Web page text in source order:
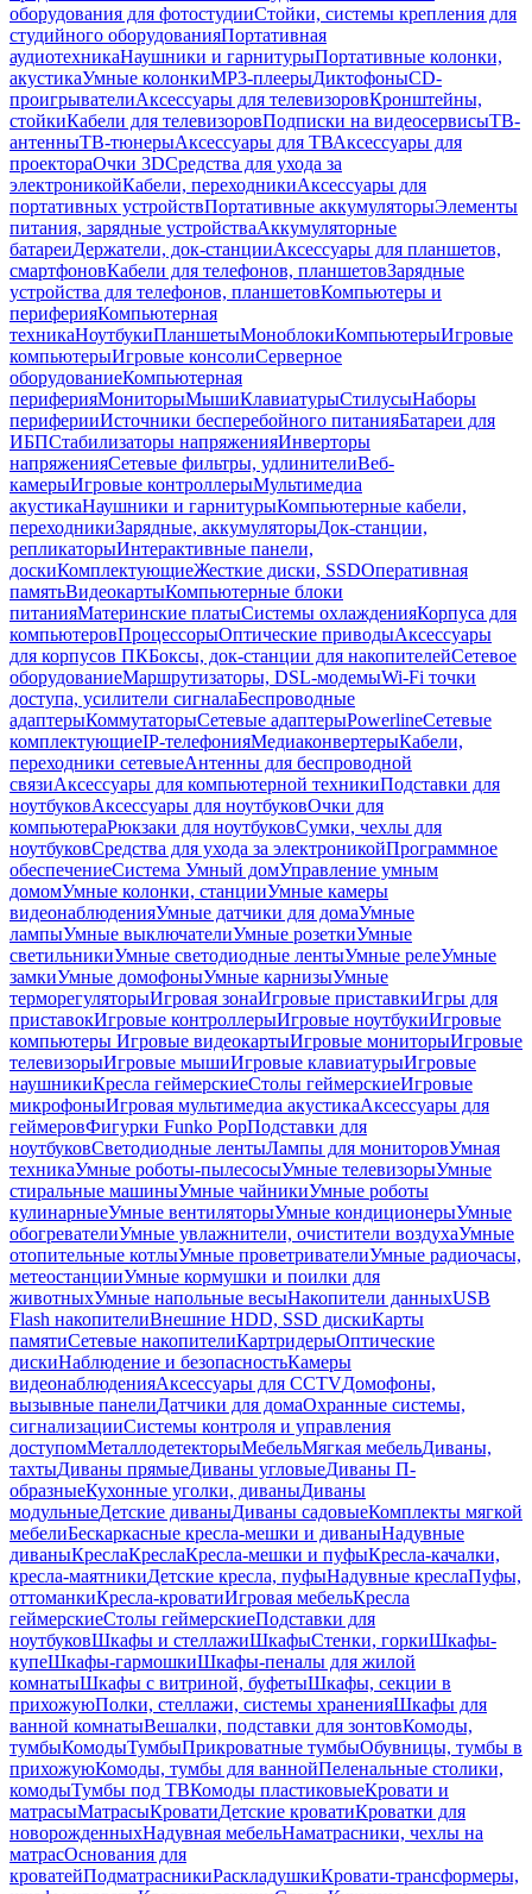
оборудования для фотостудииСтойки, системы крепления для
студийного оборудованияПортативная
аудиотехникаНаушники и гарнитурыПортативные колонки,
акустикаУмные колонкиMP3-плеерыДиктофоныCD-
проигрывателиАксессуары для телевизоровКронштейны,
стойкиКабели для телевизоровПодписки на видеосервисыТВ-
антенныТВ-тюнерыАксессуары для ТВАксессуары для
проектораОчки 3DСредства для ухода за
электроникойКабели, переходникиАксессуары для
портативных устройствПортативные аккумуляторыЭлементы
питания, зарядные устройстваАккумуляторные
батареиДержатели, док-станцииАксессуары для планшетов,
смартфоновКабели для телефонов, планшетовЗарядные
устройства для телефонов, планшетовКомпьютеры и
периферияКомпьютерная
техникаНоутбукиПланшетыМоноблокиКомпьютерыИгровые
компьютерыИгровые консолиСерверное
оборудованиеКомпьютерная
периферияМониторыМышиКлавиатурыСтилусыНаборы
периферииИсточники бесперебойного питанияБатареи для
ИБПСтабилизаторы напряженияИнверторы
напряженияСетевые фильтры, удлинителиВеб-
камерыИгровые контроллерыМультимедиа
акустикаНаушники и гарнитурыКомпьютерные кабели,
переходникиЗарядные, аккумуляторыДок-станции,
репликаторыИнтерактивные панели,
доскиКомплектующиеЖесткие диски, SSDОперативная
памятьВидеокартыКомпьютерные блоки
питанияМатеринские платыСистемы охлажденияКорпуса для
компьютеровПроцессорыОптические приводыАксессуары
для корпусов ПКБоксы, док-станции для накопителейСетевое
оборудованиеМаршрутизаторы, DSL-модемыWi-Fi точки
доступа, усилители сигналаБеспроводные
адаптерыКоммутаторыСетевые адаптерыPowerlineСетевые
комплектующиеIP-телефонияМедиаконвертерыКабели,
переходники сетевыеАнтенны для беспроводной
связиАксессуары для компьютерной техникиПодставки для
ноутбуковАксессуары для ноутбуковОчки для
компьютераРюкзаки для ноутбуковСумки, чехлы для
ноутбуковСредства для ухода за электроникойПрограммное
обеспечениеСистема Умный домУправление умным
домомУмные колонки, станцииУмные камеры
видеонаблюденияУмные датчики для домаУмные
лампыУмные выключателиУмные розеткиУмные
светильникиУмные светодиодные лентыУмные релеУмные
замкиУмные домофоныУмные карнизыУмные
терморегуляторыИгровая зонаИгровые приставкиИгры для
приставокИгровые контроллерыИгровые ноутбукиИгровые
компьютеры Игровые видеокартыИгровые мониторыИгровые
телевизорыИгровые мышиИгровые клавиатурыИгровые
наушникиКресла геймерскиеСтолы геймерскиеИгровые
микрофоныИгровая мультимедиа акустикаАксессуары для
геймеровФигурки Funko PopПодставки для
ноутбуковСветодиодные лентыЛампы для мониторовУмная
техникаУмные роботы-пылесосыУмные телевизорыУмные
стиральные машиныУмные чайникиУмные роботы
кулинарныеУмные вентиляторыУмные кондиционерыУмные
обогревателиУмные увлажнители, очистители воздухаУмные
отопительные котлыУмные проветривателиУмные радиочасы,
метеостанцииУмные кормушки и поилки для
животныхУмные напольные весыНакопители данныхUSB
Flash накопителиВнешние HDD, SSD дискиКарты
памятиСетевые накопителиКартридерыОптические
дискиНаблюдение и безопасностьКамеры
видеонаблюденияАксессуары для CCTVДомофоны,
вызывные панелиДатчики для домаОхранные системы,
сигнализацииСистемы контроля и управления
доступомМеталлодетекторыМебельМягкая мебельДиваны,
тахтыДиваны прямыеДиваны угловыеДиваны П-
образныеКухонные уголки, диваныДиваны
модульныеДетские диваныДиваны садовыеКомплекты мягкой
мебелиБескаркасные кресла-мешки и диваныНадувные
диваныКреслаКреслаКресла-мешки и пуфыКресла-качалки,
кресла-маятникиДетские кресла, пуфыНадувные креслаПуфы,
оттоманкиКресла-кроватиИгровая мебельКресла
геймерскиеСтолы геймерскиеПодставки для
ноутбуковШкафы и стеллажиШкафыСтенки, горкиШкафы-
купеШкафы-гармошкиШкафы-пеналы для жилой
комнатыШкафы с витриной, буфетыШкафы, секции в
прихожуюПолки, стеллажи, системы храненияШкафы для
ванной комнатыВешалки, подставки для зонтовКомоды,
тумбыКомодыТумбыПрикроватные тумбыОбувницы, тумбы в
прихожуюКомоды, тумбы для ваннойПеленальные столики,
комодыТумбы под ТВКомоды пластиковыеКровати и
матрасыМатрасыКроватиДетские кроватиКроватки для
новорожденныхНадувная мебельНаматрасники, чехлы на
матрасОснования для
кроватейПодматрасникиРаскладушкиКровати-трансформеры,